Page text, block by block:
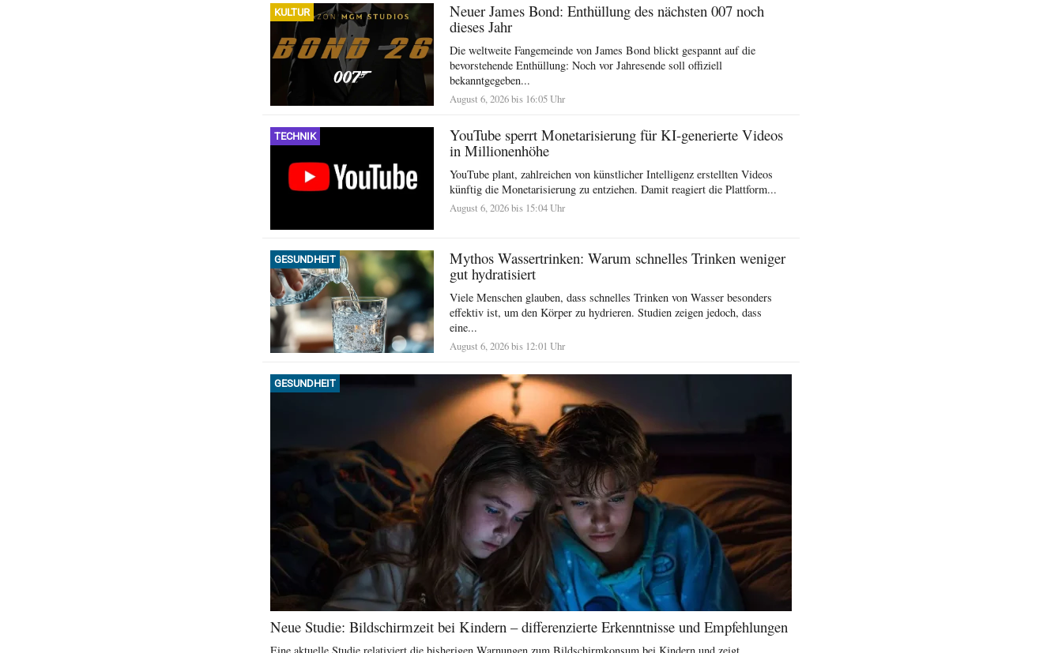
KULTUR
Neuer James Bond: Enthüllung des nächsten 007 noch
dieses Jahr
Die weltweite Fangemeinde von James Bond blickt gespannt auf die
bevorstehende Enthüllung: Noch vor Jahresende soll offiziell
bekanntgegeben...
August 6, 2026 bis 16:05 Uhr
TECHNIK
YouTube sperrt Monetarisierung für KI-generierte Videos
in Millionenhöhe
YouTube plant, zahlreichen von künstlicher Intelligenz erstellten Videos
künftig die Monetarisierung zu entziehen. Damit reagiert die Plattform...
August 6, 2026 bis 15:04 Uhr
GESUNDHEIT
Mythos Wassertrinken: Warum schnelles Trinken weniger
gut hydratisiert
Viele Menschen glauben, dass schnelles Trinken von Wasser besonders
effektiv ist, um den Körper zu hydrieren. Studien zeigen jedoch, dass
eine...
August 6, 2026 bis 12:01 Uhr
GESUNDHEIT
Neue Studie: Bildschirmzeit bei Kindern – differenzierte Erkenntnisse und Empfehlungen